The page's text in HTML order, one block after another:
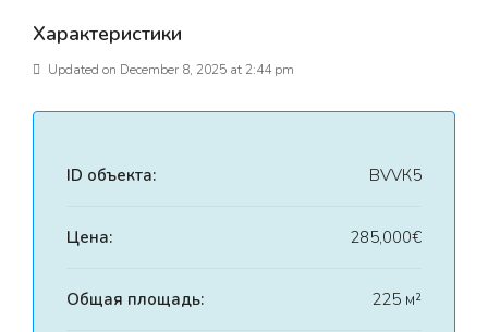
Характеристики
Updated on December 8, 2025 at 2:44 pm
ID объекта: BVVК5
Цена: 285,000€
Общая площадь: 225 м²